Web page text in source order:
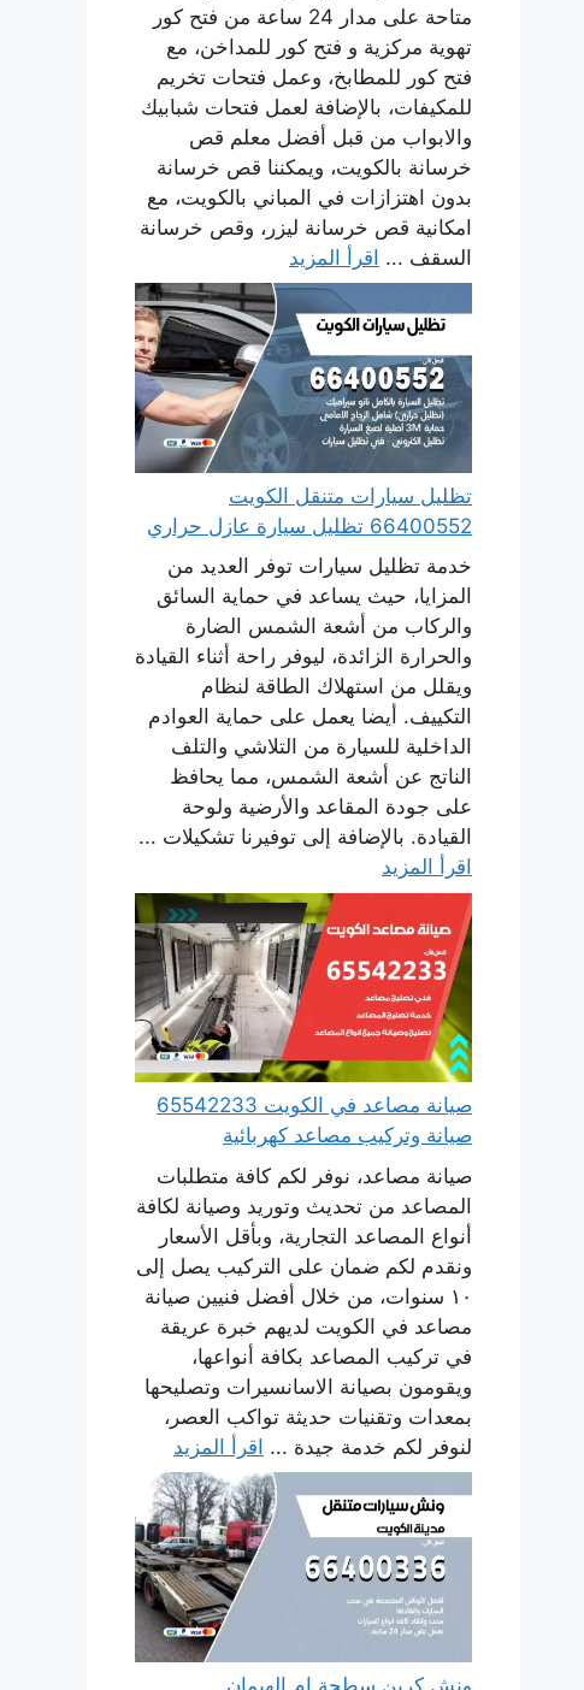
متاحة على مدار 24 ساعة من فتح كور
تهوية مركزية و فتح كور للمداخن، مع
فتح كور للمطابخ، وعمل فتحات تخريم
للمكيفات، بالإضافة لعمل فتحات شبابيك
والابواب من قبل أفضل معلم قص
خرسانة بالكويت، ويمكننا قص خرسانة
بدون اهتزازات في المباني بالكويت، مع
امكانية قص خرسانة ليزر، وقص خرسانة
السقف ... اقرأ المزيد
تظليل سيارات متنقل الكويت
66400552 تظليل سيارة عازل حراري
خدمة تظليل سيارات توفر العديد من
المزايا، حيث يساعد في حماية السائق
والركاب من أشعة الشمس الضارة
والحرارة الزائدة، ليوفر راحة أثناء القيادة
ويقلل من استهلاك الطاقة لنظام
التكييف. أيضا يعمل على حماية العوادم
الداخلية للسيارة من التلاشي والتلف
الناتج عن أشعة الشمس، مما يحافظ
على جودة المقاعد والأرضية ولوحة
القيادة. بالإضافة إلى توفيرنا تشكيلات ...
اقرأ المزيد
صيانة مصاعد في الكويت 65542233
صيانة وتركيب مصاعد كهربائية
صيانة مصاعد، نوفر لكم كافة متطلبات
المصاعد من تحديث وتوريد وصيانة لكافة
أنواع المصاعد التجارية، وبأقل الأسعار
ونقدم لكم ضمان على التركيب يصل إلى
١٠ سنوات، من خلال أفضل فنيين صيانة
مصاعد في الكويت لديهم خبرة عريقة
في تركيب المصاعد بكافة أنواعها،
ويقومون بصيانة الاسانسيرات وتصليحها
بمعدات وتقنيات حديثة تواكب العصر،
لنوفر لكم خدمة جيدة ... اقرأ المزيد
ونش كرين سطحة ام الهيمان